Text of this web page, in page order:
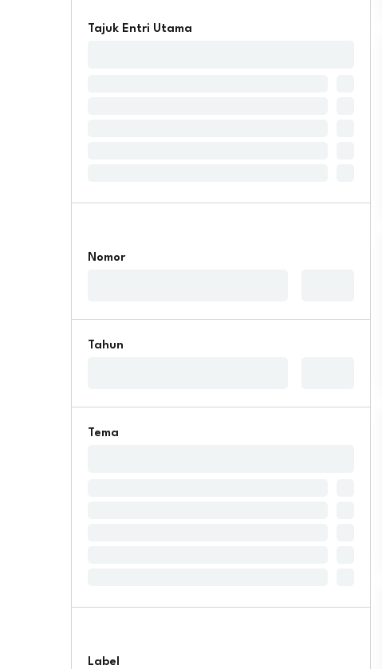
Tajuk Entri Utama
Nomor
Tahun
Tema
Label